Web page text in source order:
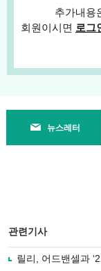
추가내용
회원이시면 로그
뉴스레터
관련기사
릴리, 어드밴셀과